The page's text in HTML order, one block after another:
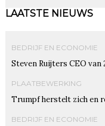
LAATSTE NIEUWS
BEDRIJF EN ECONOMIE
Steven Ruijters CEO
PLAATBEWERKING
Trumpf herstelt zich en
BEDRIJF EN ECONOMIE